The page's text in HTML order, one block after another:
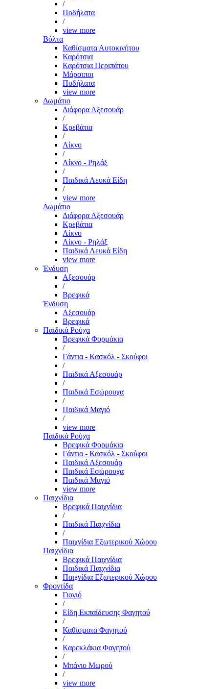
/
Ποδήλατα
/
view more
Βόλτα
Καθίσματα Αυτοκινήτου
Καρότσια
Καρότσια Περιπάτου
Μάρσιποι
Ποδήλατα
view more
Δωμάτιο
Διάφορα Αξεσουάρ
/
Κρεβάτια
/
Λίκνο
/
Λίκνο - Ρηλάξ
/
Παιδικά Λευκά Είδη
/
view more
Δωμάτιο
Διάφορα Αξεσουάρ
Κρεβάτια
Λίκνο
Λίκνο - Ρηλάξ
Παιδικά Λευκά Είδη
view more
Ένδυση
Αξεσουάρ
/
Βρεφικά
Ένδυση
Αξεσουάρ
Βρεφικά
Παιδικά Ρούχα
Βρεφικά Φορμάκια
/
Γάντια - Κασκόλ - Σκούφοι
/
Παιδικά Αξεσουάρ
/
Παιδικά Εσώρουχα
/
Παιδικά Μαγιό
/
view more
Παιδικά Ρούχα
Βρεφικά Φορμάκια
Γάντια - Κασκόλ - Σκούφοι
Παιδικά Αξεσουάρ
Παιδικά Εσώρουχα
Παιδικά Μαγιό
view more
Παιχνίδια
Βρεφικά Παιχνίδια
/
Παιδικά Παιχνίδια
/
Παιχνίδια Εξωτερικού Χώρου
Παιχνίδια
Βρεφικά Παιχνίδια
Παιδικά Παιχνίδια
Παιχνίδια Εξωτερικού Χώρου
Φροντίδα
Γιογιό
/
Είδη Εκπαίδευσης Φαγητού
/
Καθίσματα Φαγητού
/
Καρεκλάκια Φαγητού
/
Μπάνιο Μωρού
/
view more